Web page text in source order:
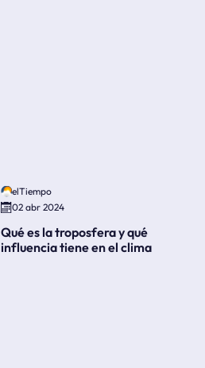
elTiempo
02 abr 2024
Qué es la troposfera y qué
influencia tiene en el clima